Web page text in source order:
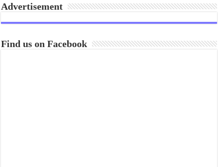
Advertisement
Find us on Facebook